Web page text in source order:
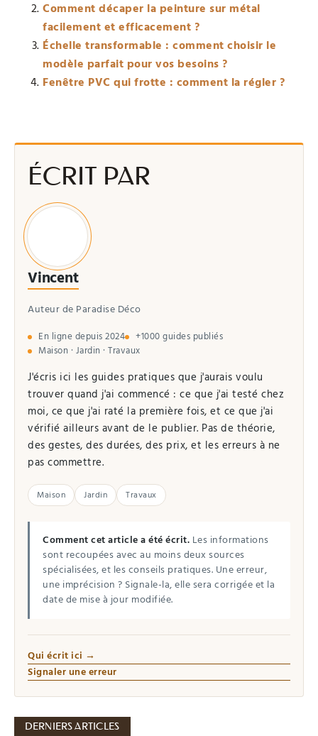
Comment décaper la peinture sur métal
facilement et efficacement ?
Échelle transformable : comment choisir le
modèle parfait pour vos besoins ?
Fenêtre PVC qui frotte : comment la régler ?
ÉCRIT PAR
Vincent
Auteur de Paradise Déco
En ligne depuis 2024
+1000 guides publiés
Maison · Jardin · Travaux
J'écris ici les guides pratiques que j'aurais voulu
trouver quand j'ai commencé : ce que j'ai testé chez
moi, ce que j'ai raté la première fois, et ce que j'ai
vérifié ailleurs avant de le publier. Pas de théorie,
des gestes, des durées, des prix, et les erreurs à ne
pas commettre.
Maison Jardin Travaux
Comment cet article a été écrit. Les informations
sont recoupées avec au moins deux sources
spécialisées, et les conseils pratiques. Une erreur,
une imprécision ? Signale-la, elle sera corrigée et la
date de mise à jour modifiée.
Qui écrit ici →
Signaler une erreur
DERNIERS ARTICLES